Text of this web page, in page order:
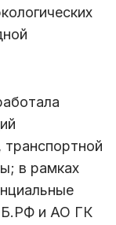
транспортной
в рамках
и АО ГК